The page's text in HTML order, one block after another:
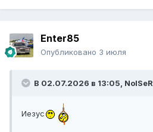
Enter85
Опубликовано 3 июля
В 02.07.2026 в 13:05, NoISeR
Иезус